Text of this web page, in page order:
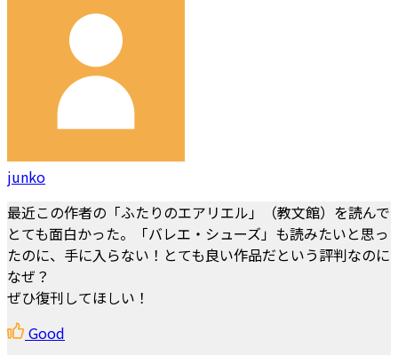
junko
最近この作者の「ふたりのエアリエル」（教文館）を読んで
とても面白かった。「バレエ・シューズ」も読みたいと思っ
たのに、手に入らない！とても良い作品だという評判なのに
なぜ？
ぜひ復刊してほしい！
Good